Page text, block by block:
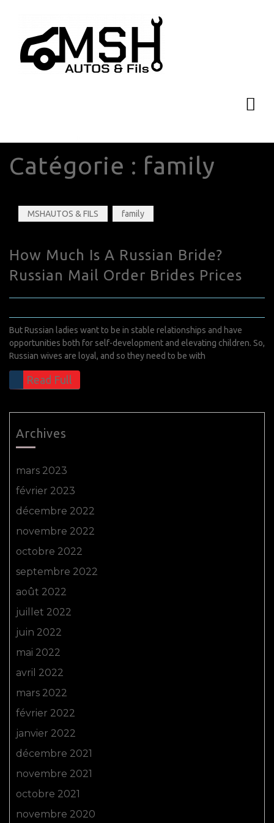
Catégorie : family
MSHAUTOS & FILS family
How Much Is A Russian Bride?
Russian Mail Order Brides Prices
But Russian ladies want to be in stable relationships and have
opportunities both for self-development and elevating children. So,
Russian wives are loyal, and so they need to be with
Read Full
Archives
mars 2023
février 2023
décembre 2022
novembre 2022
octobre 2022
septembre 2022
août 2022
juillet 2022
juin 2022
mai 2022
avril 2022
mars 2022
février 2022
janvier 2022
décembre 2021
novembre 2021
octobre 2021
novembre 2020